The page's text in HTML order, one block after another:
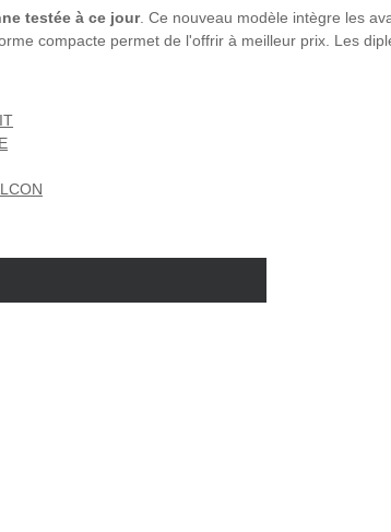
testée à ce jour. Ce nouveau modèle intègre les
compacte permet de l'offrir à meilleur prix. Les